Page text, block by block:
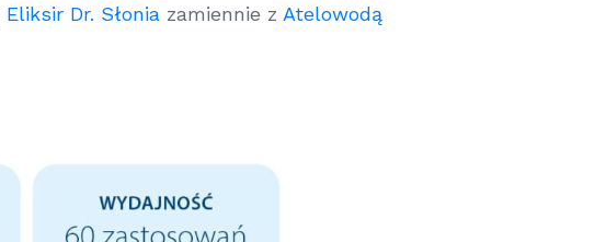
Eliksir Dr. Słonia zamiennie z Atelowodą